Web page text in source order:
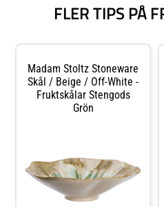
FLER TIPS PÅ
Madam Stoltz Stoneware
Skål / Beige / Off-White -
Fruktskålar Stengods
Grön